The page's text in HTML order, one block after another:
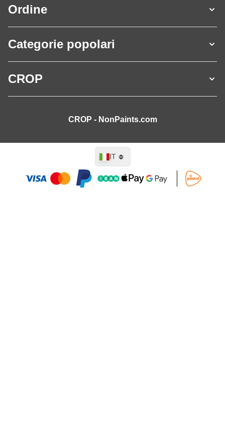
Ordine
Categorie popolari
CROP
CROP - NonPaints.com
Lingua
IT